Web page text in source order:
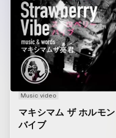
Music video
マキシマム ザ ホルモ
バイブ